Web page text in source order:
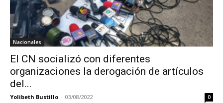
Nacionales
El CN socializó con diferentes
organizaciones la derogación de artículos
del...
Yolibeth Bustillo - 03/08/2022 0